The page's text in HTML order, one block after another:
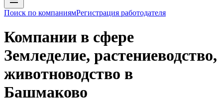
Поиск по компаниямРегистрация работодателя
Компании в сфере
Земледелие, растениеводство,
животноводство в
Башмаково